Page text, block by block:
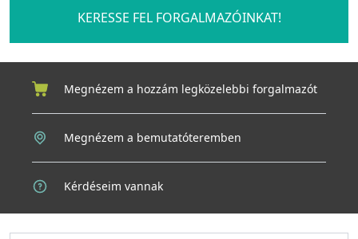
teljesen kihúzható rendszer, 30 kg-ig terhelhető horganyzott
mosható fedeles szemetes vödrök,stabilitása szemetes
vödröket tartó keretmegoldásnak köszönhetően, egyszerű és
gyors telepítés
KERESSE FEL FORGALMAZÓINKAT!
Megnézem a hozzám legközelebbi forgalmazót
Megnézem a bemutatóteremben
Kérdéseim vannak